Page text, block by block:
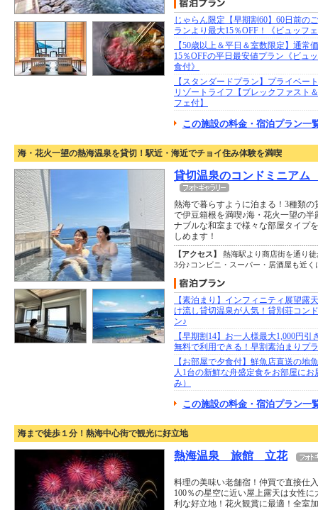
じゃらん限定【早期割60】60日前の
ランより最大15％OFF！《ビュッフ
【50歳以上＆平日＆室数限定】通常
15％OFFの平日最安値プラン《ビュ
食付》
【スタンダードプラン】プライベー
リゾートライフ【ブレックファスト
フェ付】
この施設の料金・宿泊プラン
海・花火一望の熱海温泉を貸切！駅近・海近でチョイ住み体験を満喫
貸切温泉のコンドミニア
熱海で暮らすように泊まる！3種類
で伊豆箱根を満喫♪海・花火一望の
ナブルな和室まで様々な部屋タイプ
しめます！
【アクセス】
熱海駅より商店街を通り
3分♪コンビニ・スーパー・居酒屋も近
【素泊まり】インフィニティ展望露
け流し貸切温泉が人気！貸別荘コン
ン♪
【早期割14】お一人様最大1,000円引
無料で利用できる！早割素泊まりプ
【お部屋で夕食付】鮮魚店直送の地
人1台の新鮮な舟盛定食をお部屋にお
み）
この施設の料金・宿泊プラン
海まで徒歩１分！熱海中心街で観光に好立地
熱海温泉 旅館 立花
料理の美味い老舗宿！仲買で直接仕
100％の星空に近い屋上露天は女性
利な好立地！花火観賞に最適！全室